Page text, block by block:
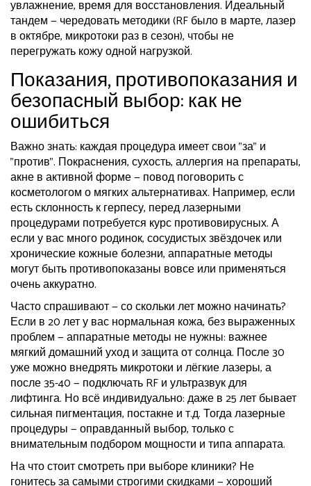
увлажнение, время для восстановления. Идеальный
тандем — чередовать методики (RF было в марте, лазер
в октябре, микротоки раз в сезон), чтобы не
перегружать кожу одной нагрузкой.
Показания, противопоказания и
безопасный выбор: как не
ошибиться
Важно знать: каждая процедура имеет свои "за" и
"против". Покраснения, сухость, аллергия на препараты,
акне в активной форме — повод поговорить с
косметологом о мягких альтернативах. Например, если
есть склонность к герпесу, перед лазерными
процедурами потребуется курс противовирусных. А
если у вас много родинок, сосудистых звёздочек или
хронические кожные болезни, аппаратные методы
могут быть противопоказаны вовсе или применяться
очень аккуратно.
Часто спрашивают — со скольки лет можно начинать?
Если в 20 лет у вас нормальная кожа, без выраженных
проблем — аппаратные методы не нужны: важнее
мягкий домашний уход и защита от солнца. После 30
уже можно внедрять микротоки и лёгкие лазеры, а
после 35-40 — подключать RF и ультразвук для
лифтинга. Но всё индивидуально: даже в 25 лет бывает
сильная пигментация, постакне и т.д. Тогда лазерные
процедуры — оправданный выбор, только с
внимательным подбором мощности и типа аппарата.
На что стоит смотреть при выборе клиники? Не